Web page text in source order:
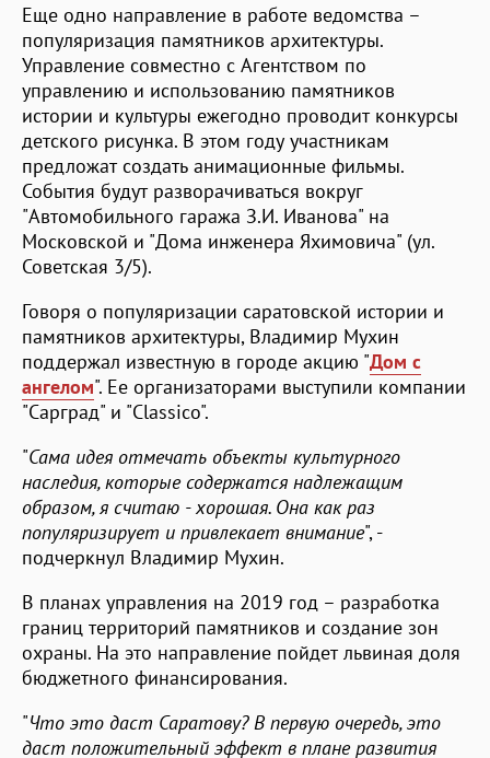
Еще одно направление в работе ведомства –
популяризация памятников архитектуры.
Управление совместно с Агентством по
управлению и использованию памятников
истории и культуры ежегодно проводит конкурсы
детского рисунка. В этом году участникам
предложат создать анимационные фильмы.
События будут разворачиваться вокруг
"Автомобильного гаража З.И. Иванова" на
Московской и "Дома инженера Яхимовича" (ул.
Советская 3/5).
Говоря о популяризации саратовской истории и
памятников архитектуры, Владимир Мухин
поддержал известную в городе акцию "Дом с
ангелом". Ее организаторами выступили компании
"Сарград" и "Classico".
"Сама идея отмечать объекты культурного
наследия, которые содержатся надлежащим
образом, я считаю - хорошая. Она как раз
популяризирует и привлекает внимание", -
подчеркнул Владимир Мухин.
В планах управления на 2019 год – разработка
границ территорий памятников и создание зон
охраны. На это направление пойдет львиная доля
бюджетного финансирования.
"Что это даст Саратову? В первую очередь, это
даст положительный эффект в плане развития